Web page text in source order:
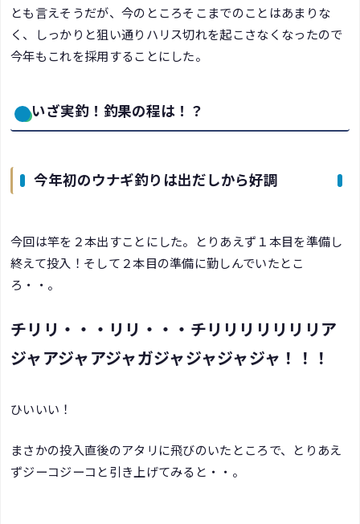
とも言えそうだが、今のところそこまでのことはあまりな
く、しっかりと狙い通りハリス切れを起こさなくなったので
今年もこれを採用することにした。
いざ実釣！釣果の程は！？
今年初のウナギ釣りは出だしから好調
今回は竿を２本出すことにした。とりあえず１本目を準備し
終えて投入！そして２本目の準備に勤しんでいたとこ
ろ・・。
チリリ・・・リリ・・・チリリリリリリリア
ジャアジャアジャガジャジャジャジャ！！！
ひいいい！
まさかの投入直後のアタリに飛びのいたところで、とりあえ
ずジーコジーコと引き上げてみると・・。